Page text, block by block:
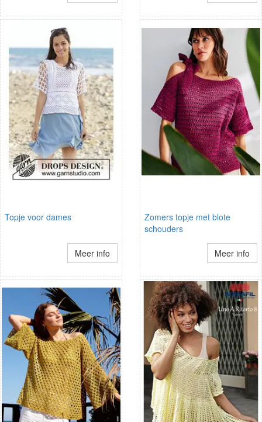
Topje voor dames
Meer info
Zomers topje met blote
schouders
Meer info